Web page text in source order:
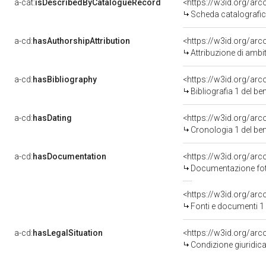
a-cat:isDescribedByCatalogueRecord
<https://w3id.org/
Scheda
a-cd:hasAuthorshipAttribution
<https://w3id.org/
Attribuzione di
a-cd:hasBibliography
<https://w3id.org/
Bibliografia 1 del
a-cd:hasDating
<https://w3id.org/
Cronologia 1 del
a-cd:hasDocumentation
Documentazione
<https://w3id.org/
Fonti e documenti
a-cd:hasLegalSituation
<https://w3id.org/
Condizione